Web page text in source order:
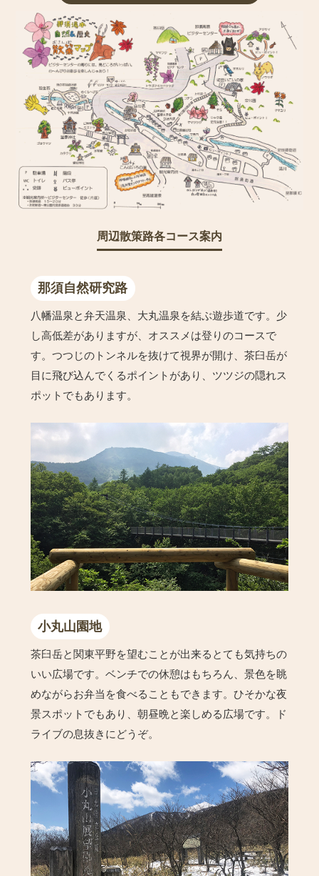
周辺散策路各コース案内
那須自然研究路
八幡温泉と弁天温泉、大丸温泉を結ぶ遊歩道です。少
し高低差がありますが、オススメは登りのコースで
す。つつじのトンネルを抜けて視界が開け、茶臼岳が
目に飛び込んでくるポイントがあり、ツツジの隠れス
ポットでもあります。
小丸山園地
茶臼岳と関東平野を望むことが出来るとても気持ちの
いい広場です。ベンチでの休憩はもちろん、景色を眺
めながらお弁当を食べることもできます。ひそかな夜
景スポットでもあり、朝昼晩と楽しめる広場です。ド
ライブの息抜きにどうぞ。